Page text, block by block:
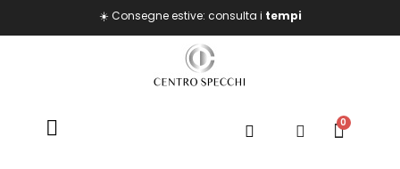
☀️ Consegne estive: consulta i tempi